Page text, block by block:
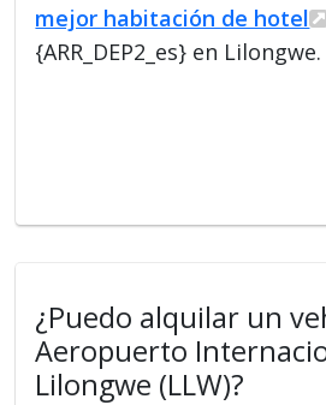
mejor habitación de hotel
{ARR_DEP2_es} en Lilongwe.
¿Puedo alquilar un
Aeropuerto
Lilongwe (LLW)?